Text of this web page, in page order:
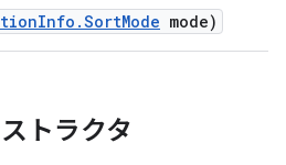
Info .SortMode mode)
トラクタ